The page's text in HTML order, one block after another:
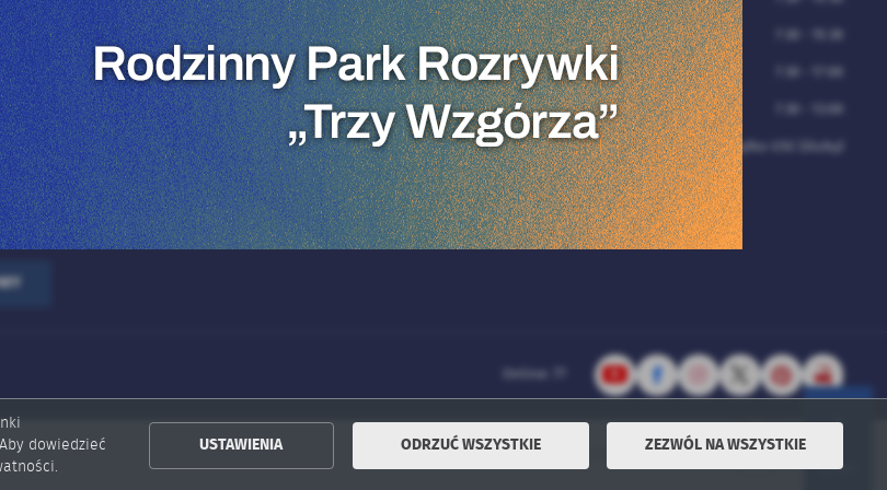
dowiedzieć
USTAWIENIA ODRZUĆ WSZYSTKIE ZEZWÓL NA WSZYSTKIE
mediów społecznościowych.
04
slaski.pl
Wyrażam zgodę na otrzymywanie drogą
elektroniczną na wskazany przeze mnie
adres e-mail informacji dotyczących
świadczonych przez Administratora usług.
Zgoda może zostać cofnięta w każdym
czasie.Klauzula informacyjna **
Środa
Czwartek
Piątek
Sobota tylko USC (śluby)
DO GÓRY